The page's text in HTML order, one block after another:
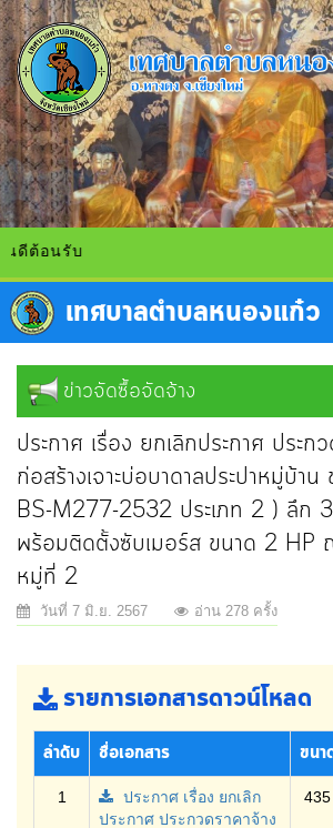
ดีต้อนรับ
ข่าวจัดซื้อจัดจ้าง
ประกาศ เรื่อง ยกเลิกประกาศ ประก
ก่อสร้างเจาะบ่อบาดาลประปาหมู่บ้า
BS-M277-2532 ประเภท 2 ) ลึก
พร้อมติดตั้งซับเมอร์ส ขนาด 2 HP
หมู่ที่ 2
วันที่ 7 มิ.ย. 2567 อ่าน 278 ครั้ง
รายการเอกสารดาวน์โหลด
ลำดับ ชื่อเอกสาร ขนา
1
ประกาศ เรื่อง ยกเลิก
ประกาศ ประกวดราคาจ้าง
435